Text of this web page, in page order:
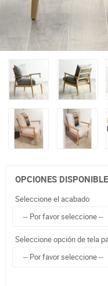
OPCIONES
Seleccione el acabado
Seleccione opción de tela